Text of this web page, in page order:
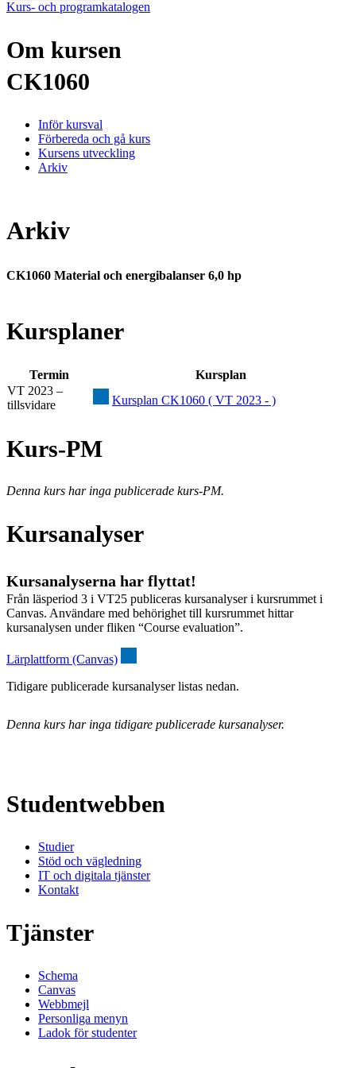
Kurs- och programkatalogen
Om kursen
CK1060
Inför kursval
Förbereda och gå kurs
Kursens utveckling
Arkiv
Arkiv
CK1060 Material och energibalanser 6,0 hp
Kursplaner
Termin
Kursplan
VT 2023 –
tillsvidare
Kursplan CK1060 ( VT 2023 - )
Kurs-PM
Denna kurs har inga publicerade kurs-PM.
Kursanalyser
Kursanalyserna har flyttat!
Från läsperiod 3 i VT25 publiceras kursanalyser i kursrummet i
Canvas. Användare med behörighet till kursrummet hittar
kursanalysen under fliken “Course evaluation”.
Lärplattform (Canvas)
Tidigare publicerade kursanalyser listas nedan.
Denna kurs har inga tidigare publicerade kursanalyser.
Studentwebben
Studier
Stöd och vägledning
IT och digitala tjänster
Kontakt
Tjänster
Schema
Canvas
Webbmejl
Personliga menyn
Ladok för studenter